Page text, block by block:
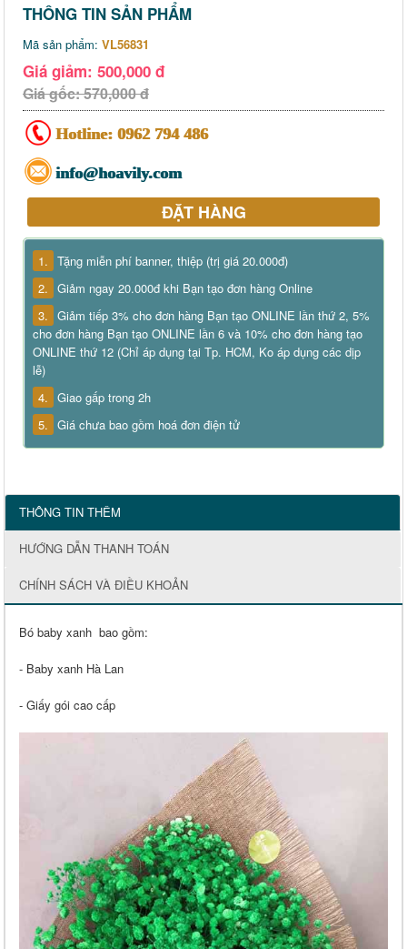
THÔNG TIN SẢN PHẨM
Mã sản phẩm: VL56831
Giá giảm: 500,000 đ
Giá gốc: 570,000 đ
Hotline: 0962 794 486
info@hoavily.com
ĐẶT HÀNG
1. Tặng miễn phí banner, thiệp (trị giá 20.000đ)
2. Giảm ngay 20.000đ khi Bạn tạo đơn hàng Online
3. Giảm tiếp 3% cho đơn hàng Bạn tạo ONLINE lần thứ 2, 5%
cho đơn hàng Bạn tạo ONLINE lần 6 và 10% cho đơn hàng tạo
ONLINE thứ 12 (Chỉ áp dụng tại Tp. HCM, Ko áp dụng các dịp
lễ)
4. Giao gấp trong 2h
5. Giá chưa bao gồm hoá đơn điện tử
THÔNG TIN THÊM
HƯỚNG DẪN THANH TOÁN
CHÍNH SÁCH VÀ ĐIỀU KHOẢN
Bó baby xanh bao gồm:
- Baby xanh Hà Lan
- Giấy gói cao cấp